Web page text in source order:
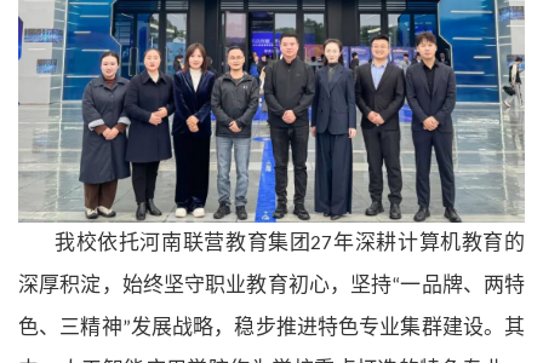
我校依托河南联营教育集团27年深耕计算机教育的
深厚积淀，始终坚守职业教育初心，坚持“一品牌、两特
色、三精神”发展战略，稳步推进特色专业集群建设。其